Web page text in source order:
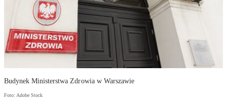
Budynek Ministerstwa Zdrowia w Warszawie
Foto: Adobe Stock